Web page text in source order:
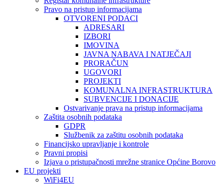
Pravo na pristup informacijama
OTVORENI PODACI
ADRESARI
IZBORI
IMOVINA
JAVNA NABAVA I NATJEČAJI
PRORAČUN
UGOVORI
PROJEKTI
KOMUNALNA INFRASTRUKTURA
SUBVENCIJE I DONACIJE
Ostvarivanje prava na pristup informacijama
Zaštita osobnih podataka
GDPR
Službenik za zaštitu osobnih podataka
Financijsko upravljanje i kontrole
Pravni propisi
Izjava o pristupačnosti mrežne stranice Općine Borovo
EU projekti
WiFi4EU